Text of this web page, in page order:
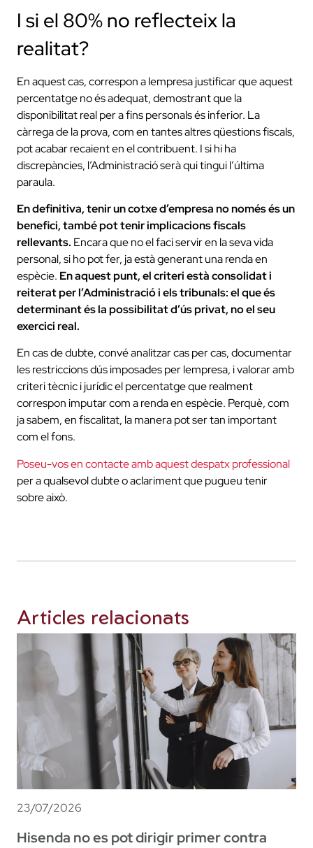
I si el 80% no reflecteix la
realitat?
En aquest cas, correspon a lempresa justificar que aquest
percentatge no és adequat, demostrant que la
disponibilitat real per a fins personals és inferior. La
càrrega de la prova, com en tantes altres qüestions fiscals,
pot acabar recaient en el contribuent. I si hi ha
discrepàncies, l’Administració serà qui tingui l’última
paraula.
En definitiva, tenir un cotxe d’empresa no només és un
benefici, també pot tenir implicacions fiscals
rellevants. Encara que no el faci servir en la seva vida
personal, si ho pot fer, ja està generant una renda en
espècie. En aquest punt, el criteri està consolidat i
reiterat per l’Administració i els tribunals: el que és
determinant és la possibilitat d’ús privat, no el seu
exercici real.
En cas de dubte, convé analitzar cas per cas, documentar
les restriccions dús imposades per lempresa, i valorar amb
criteri tècnic i jurídic el percentatge que realment
correspon imputar com a renda en espècie. Perquè, com
ja sabem, en fiscalitat, la manera pot ser tan important
com el fons.
Poseu-vos en contacte amb aquest despatx professional
per a qualsevol dubte o aclariment que pugueu tenir
sobre això.
Articles relacionats
23/07/2026
Hisenda no es pot dirigir primer contra